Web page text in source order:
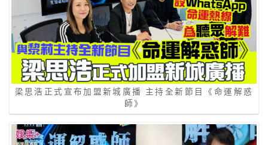
梁思浩正式宣布加盟新城廣播 主持全新節目《命運解惑
師》